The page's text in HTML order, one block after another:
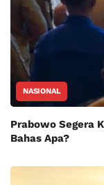
NASIONAL
Prabowo Segera
Bahas Apa?